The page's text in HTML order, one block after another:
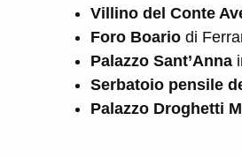
Villino del Conte
Foro Boario di
Palazzo Sant’Anna
Serbatoio pensile
Palazzo Droghetti